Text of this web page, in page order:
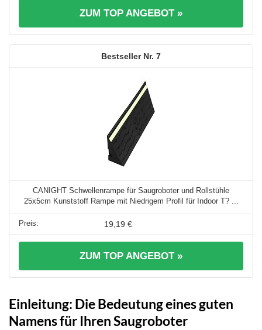
ZUM TOP ANGEBOT »
7
CANIGHT Schwellenrampe für Saugroboter und Rollstühle
25x5cm Kunststoff Rampe mit Niedrigem Profil für Indoor T? ...
19,19 €
ZUM TOP ANGEBOT »
Einleitung: Die Bedeutung eines guten
Namens für Ihren Saugroboter